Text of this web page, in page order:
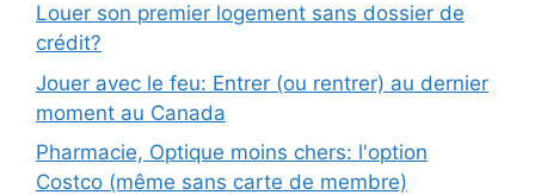
Louer son premier logement sans dossier de
crédit?
Jouer avec le feu: Entrer (ou rentrer) au dernier
moment au Canada
Pharmacie, Optique moins chers: l'option
Costco (même sans carte de membre)